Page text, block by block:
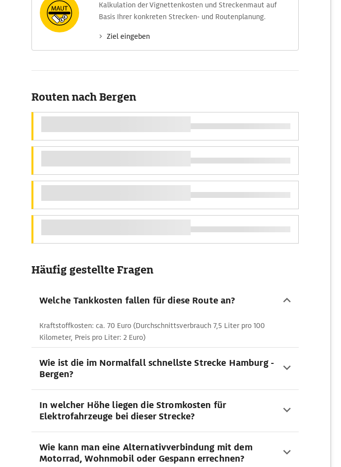
Kalkulation der Vignettenkosten und Streckenmaut auf
Basis Ihrer konkreten Strecken- und Routenplanung.
Ziel eingeben
Routen nach Bergen
Häufig gestellte Fragen
Welche Tankkosten fallen für diese Route an?
Kraftstoffkosten: ca. 70 Euro (Durchschnittsverbrauch 7,5 Liter pro 100
Kilometer, Preis pro Liter: 2 Euro)
Wie ist die im Normalfall schnellste Strecke Hamburg -
Bergen?
In welcher Höhe liegen die Stromkosten für
Elektrofahrzeuge bei dieser Strecke?
Wie kann man eine Alternativverbindung mit dem
Motorrad, Wohnmobil oder Gespann errechnen?